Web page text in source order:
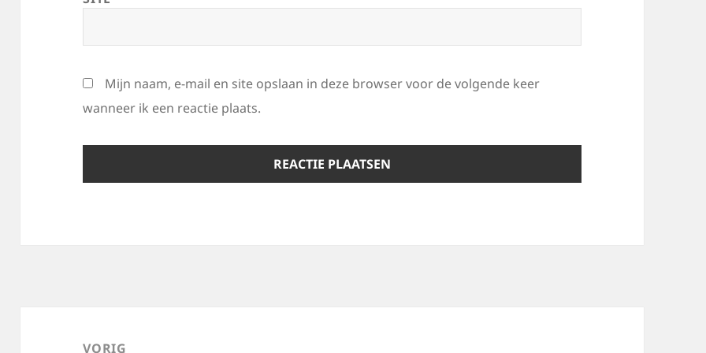
Mijn naam, e-mail en site opslaan in deze browser voor de volgende keer
wanneer ik een reactie plaats.
navigatieVORIG